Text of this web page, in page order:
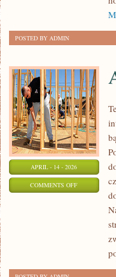
POSTED BY ADMIN
APRIL - 14 - 2026
COMMENTS OFFON
ARANŻACJE
INSPIRACJE